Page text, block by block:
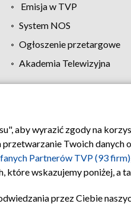
Emisja w TVP
System NOS
Ogłoszenie przetargowe
Akademia Telewizyjna
Regulamin TVP Polityka
aby wyrazić zgody na
Twoich danych
Partnerów TVP (93 firm)
które wskazujemy poniżej,
przez Ciebie